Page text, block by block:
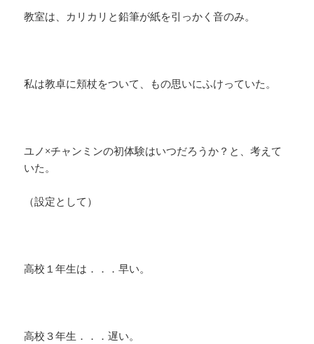
教室は、カリカリと鉛筆が紙を引っかく音のみ。
私は教卓に頬杖をついて、もの思いにふけっていた。
ユノ×チャンミンの初体験はいつだろうか？と、考えて
いた。
（設定として）
高校１年生は．．．早い。
高校３年生．．．遅い。